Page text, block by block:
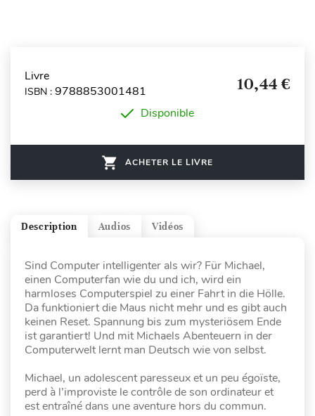
Livre
ISBN : 9788853001481 10,44 €
Disponible
ACHETER LE LIVRE
Vidéos
Audios
Description
Sind Computer intelligenter als wir? Für Michael,
einen Computerfan wie du und ich, wird ein
harmloses Computerspiel zu einer Fahrt in die Hölle.
Da funktioniert die Maus nicht mehr und es gibt auch
keinen Reset. Spannung bis zum mysteriösem Ende
ist garantiert! Und mit Michaels Abenteuern in der
Computerwelt lernt man Deutsch wie von selbst.
Michael, un adolescent paresseux et un peu égoïste,
perd à l’improviste le contrôle de son ordinateur et
est entraîné dans une aventure hors du commun.